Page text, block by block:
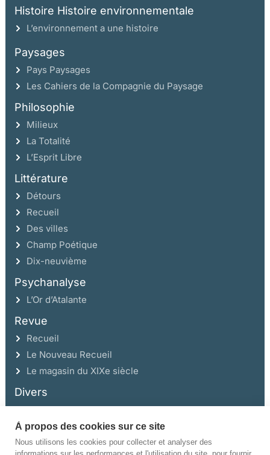
Histoire Histoire environnementale
L’environnement a une histoire
Paysages
Pays Paysages
Les Cahiers de la Compagnie du Paysage
Philosophie
Milieux
La Totalité
L’Esprit Libre
Littérature
Détours
Recueil
Des villes
Champ Poétique
Dix-neuvième
Psychanalyse
L’Or d’Atalante
Revue
Recueil
Le Nouveau Recueil
Le magasin du XIXe siècle
Divers
Ce site a été réalisé avec l’aide de la Région Auvergne Rhône-Alpes et de la
Drac Rhône-Alpes.
À propos des cookies sur ce site
Nous utilisons les cookies pour collecter et analyser des